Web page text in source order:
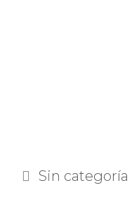
Categorías
Sin categoría